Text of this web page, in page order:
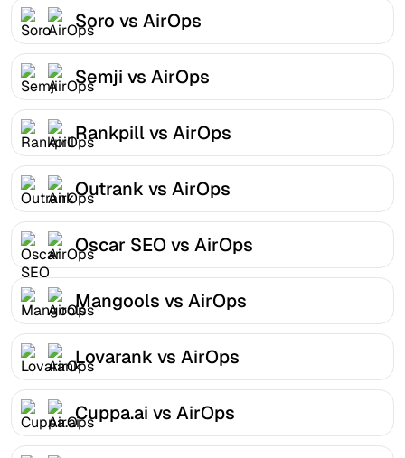
Soro vs AirOps
Semji vs AirOps
Rankpill vs AirOps
Outrank vs AirOps
Oscar SEO vs AirOps
Mangools vs AirOps
Lovarank vs AirOps
Cuppa.ai vs AirOps